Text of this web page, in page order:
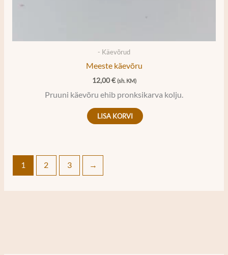
- Käevõrud
Meeste käevõru
12,00€ (sh. KM)
Pruuni käevõru ehib pronksikarva kolju.
LISA KORVI
1 2 3 →